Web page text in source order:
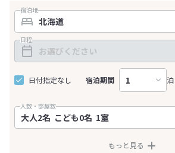
宿泊地
日程
日付指定なし 宿泊期間 泊
人数・部屋数
もっと見る